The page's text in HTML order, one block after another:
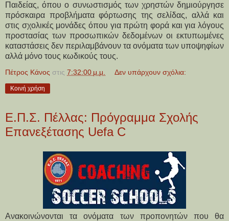
Παιδείας, όπου ο συνωστισμός των χρηστών δημιούργησε
πρόσκαιρα προβλήματα φόρτωσης της σελίδας, αλλά και
στις σχολικές μονάδες όπου για πρώτη φορά και για λόγους
προστασίας των προσωπικών δεδομένων οι εκτυπωμένες
καταστάσεις δεν περιλαμβάνουν τα ονόματα των υποψηφίων
αλλά μόνο τους κωδικούς τους.
Πέτρος Κάνος στις 7:32:00 μ.μ. Δεν υπάρχουν σχόλια:
Κοινή χρήση
Ε.Π.Σ. Πέλλας: Πρόγραμμα Σχολής
Επανεξέτασης Uefa C
Ανακοινώνονται τα ονόματα των προπονητών που θα